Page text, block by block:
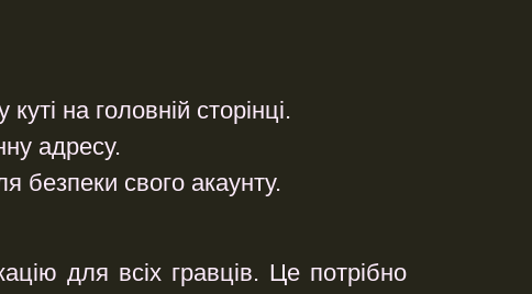
на головній сторінці.
адресу.
безпеки свого акаунту.
для всіх гравців. Це потрібно